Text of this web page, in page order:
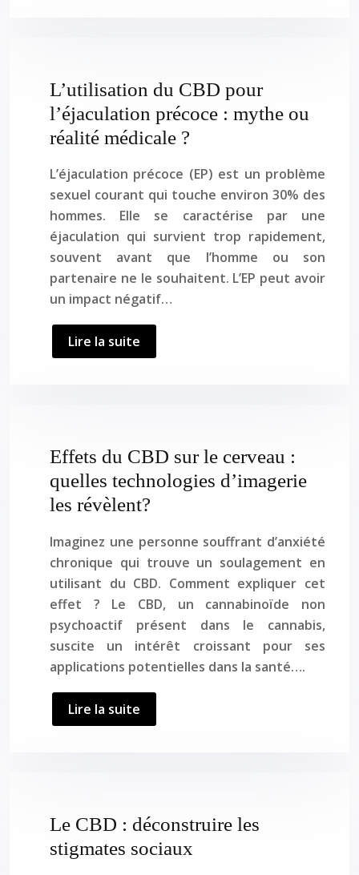
L’utilisation du CBD pour
l’éjaculation précoce : mythe ou
réalité médicale ?
L’éjaculation précoce (EP) est un problème
sexuel courant qui touche environ 30% des
hommes. Elle se caractérise par une
éjaculation qui survient trop rapidement,
souvent avant que l’homme ou son
partenaire ne le souhaitent. L’EP peut avoir
un impact négatif…
Lire la suite
Effets du CBD sur le cerveau :
quelles technologies d’imagerie
les révèlent?
Imaginez une personne souffrant d’anxiété
chronique qui trouve un soulagement en
utilisant du CBD. Comment expliquer cet
effet ? Le CBD, un cannabinoïde non
psychoactif présent dans le cannabis,
suscite un intérêt croissant pour ses
applications potentielles dans la santé….
Lire la suite
Le CBD : déconstruire les
stigmates sociaux